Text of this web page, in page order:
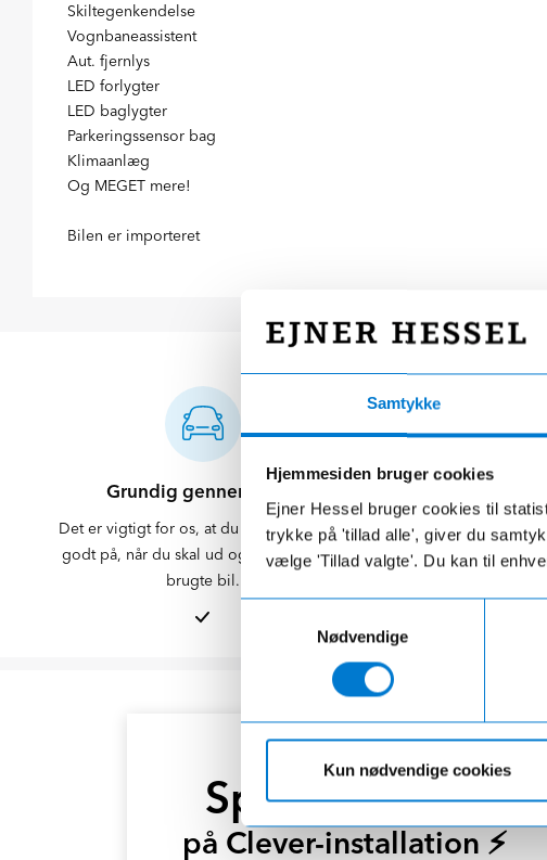
Samtykke
Hjemmesiden bruger cookies
Ejner Hessel bruger cookies til
trykke på 'tillad alle', giver du
vælge 'Tillad valgte'. Du kan til
Nødvendige
Kun nødvendige cookies
Skiltegenkendelse
Vognbaneassistent
Aut. fjernlys
LED forlygter
LED baglygter
Parkeringssensor bag
Klimaanlæg
Og MEGET mere!
Bilen er importeret
Grundig gennemgang
Det er vigtigt for os, at du føler dig klædt
godt på, når du skal ud og nyde din nye
brugte bil.
Klargøring efter
Din bil bliver
Du kan sjældent se,
CLEVER KØBEKAMPAGNE
Spar 5.000 kr.
på Clever-installation ⚡